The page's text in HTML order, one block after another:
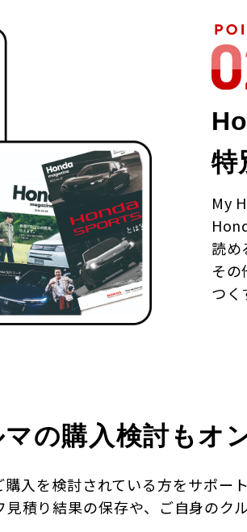
特
My
読め
そ
つく
の購入検討もオ
購入を検討されている方をサポー
見積り結果の保存や、ご自身のク